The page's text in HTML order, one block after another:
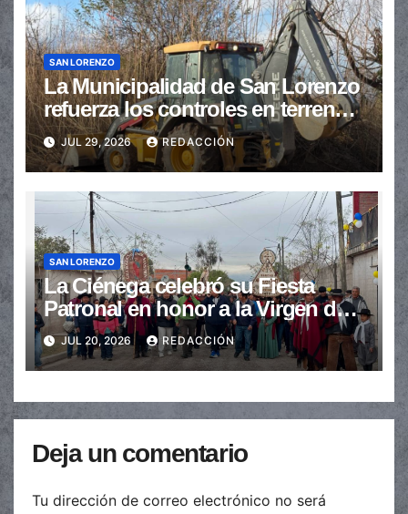
SAN LORENZO
La Municipalidad de San Lorenzo
refuerza los controles en terrenos
baldíos para prevenir incendios
JUL 29, 2026 REDACCIÓN
SAN LORENZO
La Ciénega celebró su Fiesta
Patronal en honor a la Virgen del
Carmen
JUL 20, 2026 REDACCIÓN
Deja un comentario
Tu dirección de correo electrónico no será